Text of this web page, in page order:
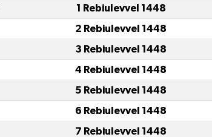
1 Rebiulevvel 1448
2 Rebiulevvel 1448
3 Rebiulevvel 1448
4 Rebiulevvel 1448
5 Rebiulevvel 1448
6 Rebiulevvel 1448
7 Rebiulevvel 1448